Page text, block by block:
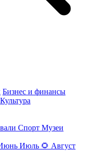
Бизнес и финансы
Культура
Спорт Музеи
Июль 🌻 Август